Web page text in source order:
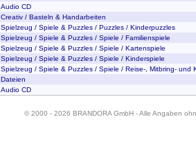
Audio CD
Creativ / Basteln & Handarbeiten
Spielzeug / Spiele & Puzzles / Puzzles / Kinderpuzzles
Spielzeug / Spiele & Puzzles / Spiele / Familienspiele
Spielzeug / Spiele & Puzzles / Spiele / Kartenspiele
Spielzeug / Spiele & Puzzles / Spiele / Kinderspiele
Spielzeug / Spiele & Puzzles / Spiele / Reise-, Mitbring- und
Dateien
Audio CD
© 2000 - 2026 BRANDORA GmbH - Alle Angaben